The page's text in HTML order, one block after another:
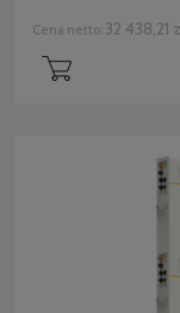
Cena netto: 32 438,21